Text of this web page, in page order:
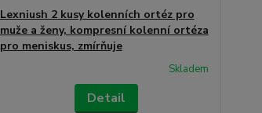
Lexniush 2 kusy kolenních ortéz pro
muže a ženy, kompresní kolenní ortéza
pro meniskus, zmírňuje
Skladem
Detail